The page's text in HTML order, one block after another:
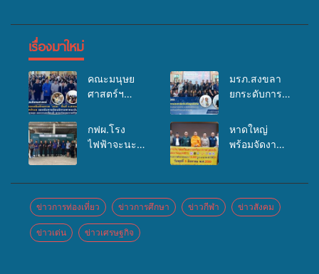
เรื่องมาใหม่
คณะมนุษย
ศาสตร์ฯ
จัดอบรมเสริม
ศักยภาพ
กองทุน
สุขภาพตำบล
รองรับการจัด
บริการพาหนะ
รับส่งผู้
มรภ.สงขลา
ยกระดับการ
ในยุคดิจิทัล
เปิดเวทีเสริม
สื่อสารองค์กร
ระดมสมอง
วางแนวทาง
กฟผ.โรง
ไฟฟ้าจะนะ
พยาบาลศิคริ
นทร์ หาดใหญ่
จัดกิจกรรม
หาดใหญ่
พร้อมจัดงาน
นานาชาติ
เพื่อแม่…เพื่อ
ข่าวการท่องเที่ยว ข่าวการศึกษา ข่าวกีฬา ข่าวสังคม
ข่าวเด่น ข่าวเศรษฐกิจ